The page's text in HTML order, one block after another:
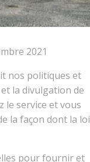
2021
nos politiques et
la divulgation de
le service et vous
la façon dont la loi
pour fournir et